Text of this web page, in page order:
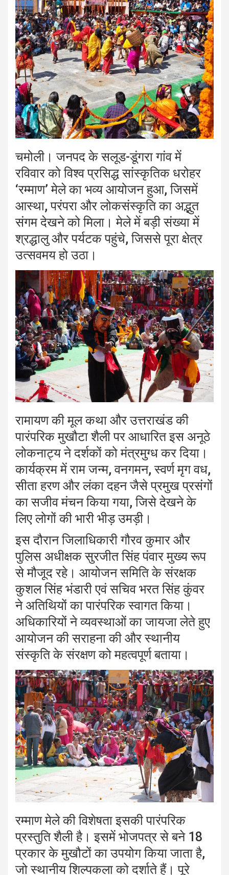
चमोली। जनपद के सलूड-डूंगरा गांव में
रविवार को विश्व प्रसिद्ध सांस्कृतिक धरोहर
‘रम्माण’ मेले का भव्य आयोजन हुआ, जिसमें
आस्था, परंपरा और लोकसंस्कृति का अद्भुत
संगम देखने को मिला। मेले में बड़ी संख्या में
श्रद्धालु और पर्यटक पहुंचे, जिससे पूरा क्षेत्र
उत्सवमय हो उठा।
रामायण की मूल कथा और उत्तराखंड की
पारंपरिक मुखौटा शैली पर आधारित इस अनूठे
लोकनाट्य ने दर्शकों को मंत्रमुग्ध कर दिया।
कार्यक्रम में राम जन्म, वनगमन, स्वर्ण मृग वध,
सीता हरण और लंका दहन जैसे प्रमुख प्रसंगों
का सजीव मंचन किया गया, जिसे देखने के
लिए लोगों की भारी भीड़ उमड़ी।
इस दौरान जिलाधिकारी गौरव कुमार और
पुलिस अधीक्षक सुरजीत सिंह पंवार मुख्य रूप
से मौजूद रहे। आयोजन समिति के संरक्षक
कुशल सिंह भंडारी एवं सचिव भरत सिंह कुंवर
ने अतिथियों का पारंपरिक स्वागत किया।
अधिकारियों ने व्यवस्थाओं का जायजा लेते हुए
आयोजन की सराहना की और स्थानीय
संस्कृति के संरक्षण को महत्वपूर्ण बताया।
रम्माण मेले की विशेषता इसकी पारंपरिक
प्रस्तुति शैली है। इसमें भोजपत्र से बने 18
प्रकार के मुखौटों का उपयोग किया जाता है,
जो स्थानीय शिल्पकला को दर्शाते हैं। पूरे